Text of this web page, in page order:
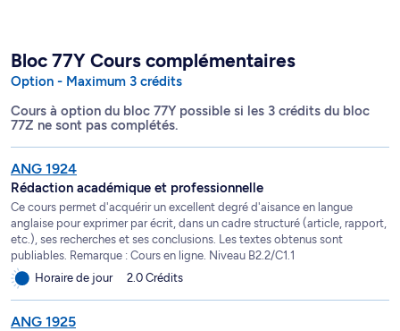
Bloc 77Y Cours complémentaires
Option - Maximum 3 crédits
Cours à option du bloc 77Y possible si les 3 crédits du bloc
77Z ne sont pas complétés.
ANG 1924
Rédaction académique et professionnelle
Ce cours permet d'acquérir un excellent degré d'aisance en langue
anglaise pour exprimer par écrit, dans un cadre structuré (article, rapport,
etc.), ses recherches et ses conclusions. Les textes obtenus sont
publiables. Remarque : Cours en ligne. Niveau B2.2/C1.1
Horaire de jour
2.0 Crédits
ANG 1925